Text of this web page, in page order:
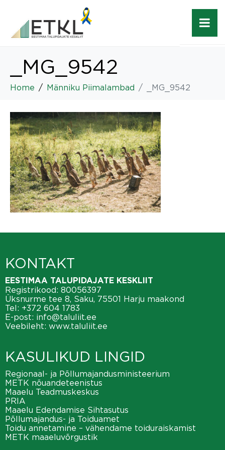
_MG_9542
Home Männiku Piimalambad _MG_9542
KONTAKT
EESTIMAA TALUPIDAJATE KESKLIIT
Registrikood: 80056397
Üksnurme tee 8, Saku, 75501 Harju maakond
Tel: +372 604 1783
E-post: info@taluliit.ee
Veebileht: www.taluliit.ee
KASULIKUD LINGID
Regionaal- ja Põllumajandusministeerium
METK nõuandeteenistus
Maaelu Teadmuskeskus
PRIA
Maaelu Edendamise Sihtasutus
Põllumajandus- ja Toiduamet
Toidu annetamine – vähendame toiduraiskamist
METK maaeluvõrgustik